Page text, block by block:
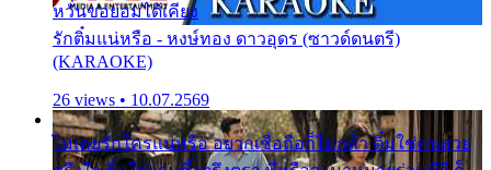
หวั่นขอยอมได้เคียง
รักติ๋มแน่หรือ - หงษ์ทอง ดาวอุดร (ซาวด์ดนตรี)
(KARAOKE)
26 views • 10.07.2569
ไม่เคยรักใครแน่หรือ อยากเชื่อถือก็ไม่กล้า ติ๋มใช่คนสวย